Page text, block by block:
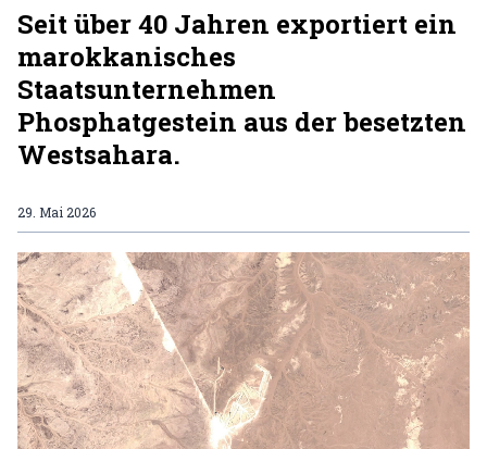
Seit über 40 Jahren exportiert ein
marokkanisches
Staatsunternehmen
Phosphatgestein aus der besetzten
Westsahara.
29. Mai 2026